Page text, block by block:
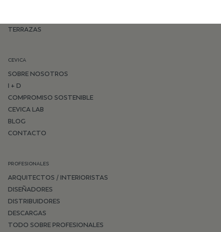
TERRAZAS
CEVICA
SOBRE NOSOTROS
I + D
COMPROMISO SOSTENIBLE
CEVICA LAB
BLOG
CONTACTO
PROFESIONALES
ARQUITECTOS / INTERIORISTAS
DISEÑADORES
DISTRIBUIDORES
DESCARGAS
TODO SOBRE PROFESIONALES